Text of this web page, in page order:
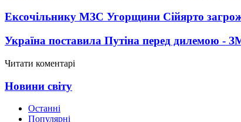
Ексочільнику МЗС Угорщини Сійярто
Україна поставила Путіна перед дилемою -
Читати коментарі
Новини світу
Останні
Популярні